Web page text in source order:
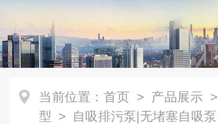
当前位置： 首页 > 产品展示
型 > 自吸排污泵|无堵塞自吸泵